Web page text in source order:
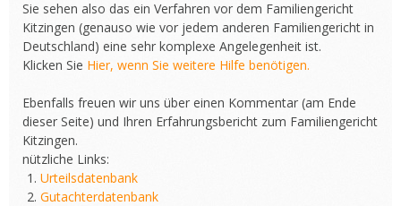
Sie sehen also das ein Verfahren vor dem Familiengericht
Kitzingen (genauso wie vor jedem anderen Familiengericht in
Deutschland) eine sehr komplexe Angelegenheit ist.
Klicken Sie Hier, wenn Sie weitere Hilfe benötigen.
Ebenfalls freuen wir uns über einen Kommentar (am Ende
dieser Seite) und Ihren Erfahrungsbericht zum Familiengericht
Kitzingen.
nützliche Links:
Urteilsdatenbank
Gutachterdatenbank